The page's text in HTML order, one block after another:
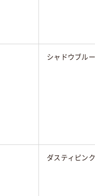
シャドウブルー
ダスティピンク